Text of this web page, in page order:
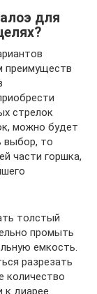
для
преимуществ
стрелок
можно будет
выбор, то
части горшка,
толстый
промыть
емкость.
разрезать
количество
к диарее.